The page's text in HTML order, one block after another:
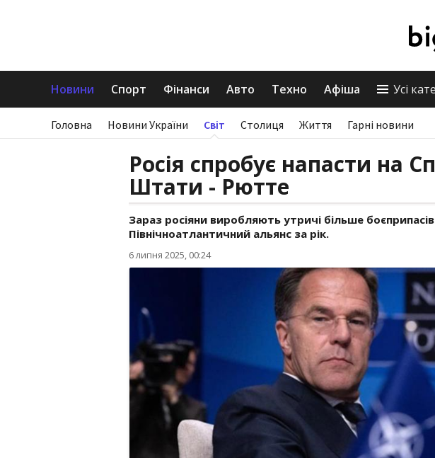
Новини Спорт Фінанси Авто Техно Афіша Усі
Головна Новини України Світ Столиця Життя Гарні новини
Росія спробує напасти на
Штати - Рютте
Зараз росіяни виробляють утричі більше
Північноатлантичний альянс за рік.
6 липня 2025, 00:24